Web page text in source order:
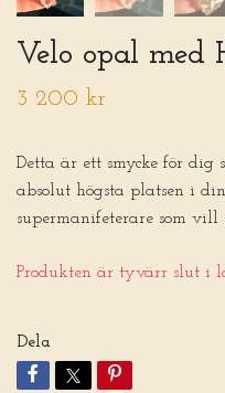
Velo opal med
3 200 kr
Detta är ett smycke för dig
absolut högsta platsen i
supermanifeterare som
Produkten är tyvärr slut i
Dela